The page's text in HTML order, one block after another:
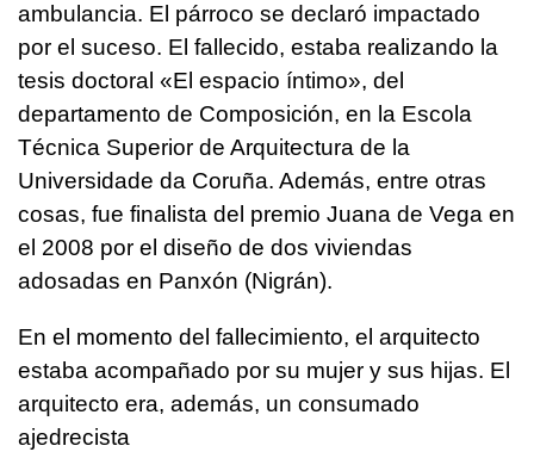
ambulancia. El párroco se declaró impactado
por el suceso. El fallecido, estaba realizando la
tesis doctoral «El espacio íntimo», del
departamento de Composición, en la Escola
Técnica Superior de Arquitectura de la
Universidade da Coruña. Además, entre otras
cosas, fue finalista del premio Juana de Vega en
el 2008 por el diseño de dos viviendas
adosadas en Panxón (Nigrán).
En el momento del fallecimiento, el arquitecto
estaba acompañado por su mujer y sus hijas. El
arquitecto era, además, un consumado
ajedrecista